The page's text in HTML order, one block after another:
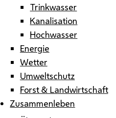
Trinkwasser
Kanalisation
Hochwasser
Energie
Wetter
Umweltschutz
Forst & Landwirtschaft
Zusammenleben